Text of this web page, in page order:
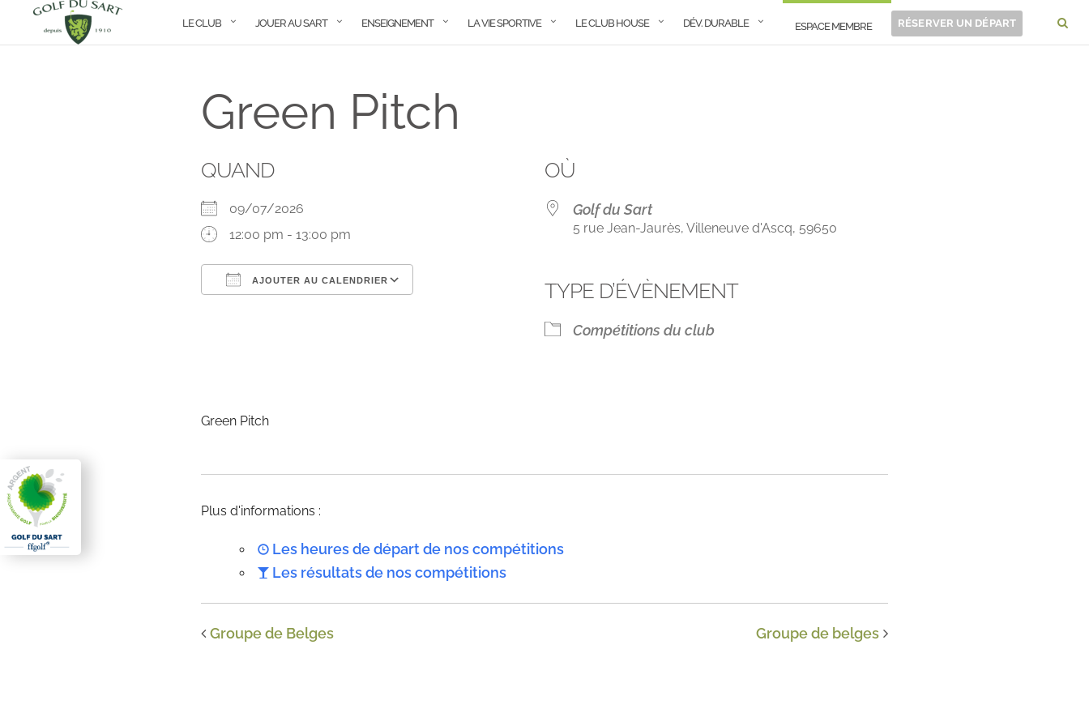
LE CLUB JOUER AU SART ENSEIGNEMENT LA VIE SPORTIVE LE CLUB HOUSE DÉV. DURABLE ESPACE MEMBRE RÉSERVER UN DÉPART
Green Pitch
QUAND
09/07/2026
12:00 pm - 13:00 pm
AJOUTER AU CALENDRIER
OÙ
Golf du Sart
5 rue Jean-Jaurès, Villeneuve d'Ascq, 59650
TYPE D’ÉVÈNEMENT
Compétitions du club
Green Pitch
Plus d'informations :
Les heures de départ de nos compétitions
Les résultats de nos compétitions
Groupe de Belges Groupe de belges